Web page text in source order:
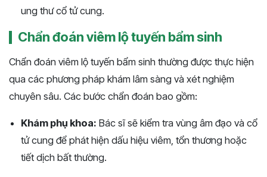
ung thư cổ tử cung.
Chẩn đoán viêm lộ tuyến bẩm sinh
Chẩn đoán viêm lộ tuyến bẩm sinh thường được thực hiện
qua các phương pháp khám lâm sàng và xét nghiệm
chuyên sâu. Các bước chẩn đoán bao gồm:
Khám phụ khoa: Bác sĩ sẽ kiểm tra vùng âm đạo và cổ
tử cung để phát hiện dấu hiệu viêm, tổn thương hoặc
tiết dịch bất thường.